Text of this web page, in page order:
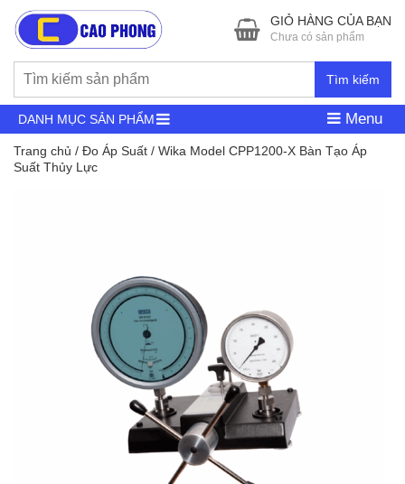
Tìm kiếm
GIỎ HÀNG CỦA BẠN
Chưa có sản phẩm
DANH MỤC SẢN PHẨM Menu
Trang chủ / Đo Áp Suất / Wika Model CPP1200-X Bàn Tạo Áp
Suất Thủy Lực